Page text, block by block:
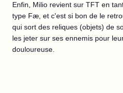
Enfin, Milio revient sur TFT en
type Fæ, et c'est si bon de le
qui sort des reliques (objets) de
les jeter sur ses ennemis pour
douloureuse.